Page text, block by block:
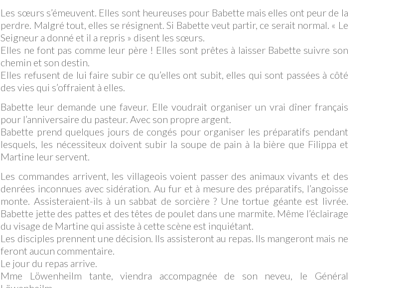
Les sœurs s’émeuvent. Elles sont heureuses pour Babette mais elles ont peur de la
perdre. Malgré tout, elles se résignent. Si Babette veut partir, ce serait normal. « Le
Seigneur a donné et il a repris » disent les sœurs.
Elles ne font pas comme leur père ! Elles sont prêtes à laisser Babette suivre son
chemin et son destin.
Elles refusent de lui faire subir ce qu’elles ont subit, elles qui sont passées à côté
des vies qui s’offraient à elles.
Babette leur demande une faveur. Elle voudrait organiser un vrai dîner français
pour l’anniversaire du pasteur. Avec son propre argent.
Babette prend quelques jours de congés pour organiser les préparatifs pendant
lesquels, les nécessiteux doivent subir la soupe de pain à la bière que Filippa et
Martine leur servent.
Les commandes arrivent, les villageois voient passer des animaux vivants et des
denrées inconnues avec sidération. Au fur et à mesure des préparatifs, l’angoisse
monte. Assisteraient-ils à un sabbat de sorcière ? Une tortue géante est livrée.
Babette jette des pattes et des têtes de poulet dans une marmite. Même l’éclairage
du visage de Martine qui assiste à cette scène est inquiétant.
Les disciples prennent une décision. Ils assisteront au repas. Ils mangeront mais ne
feront aucun commentaire.
Le jour du repas arrive.
Mme Löwenheilm tante, viendra accompagnée de son neveu, le Général